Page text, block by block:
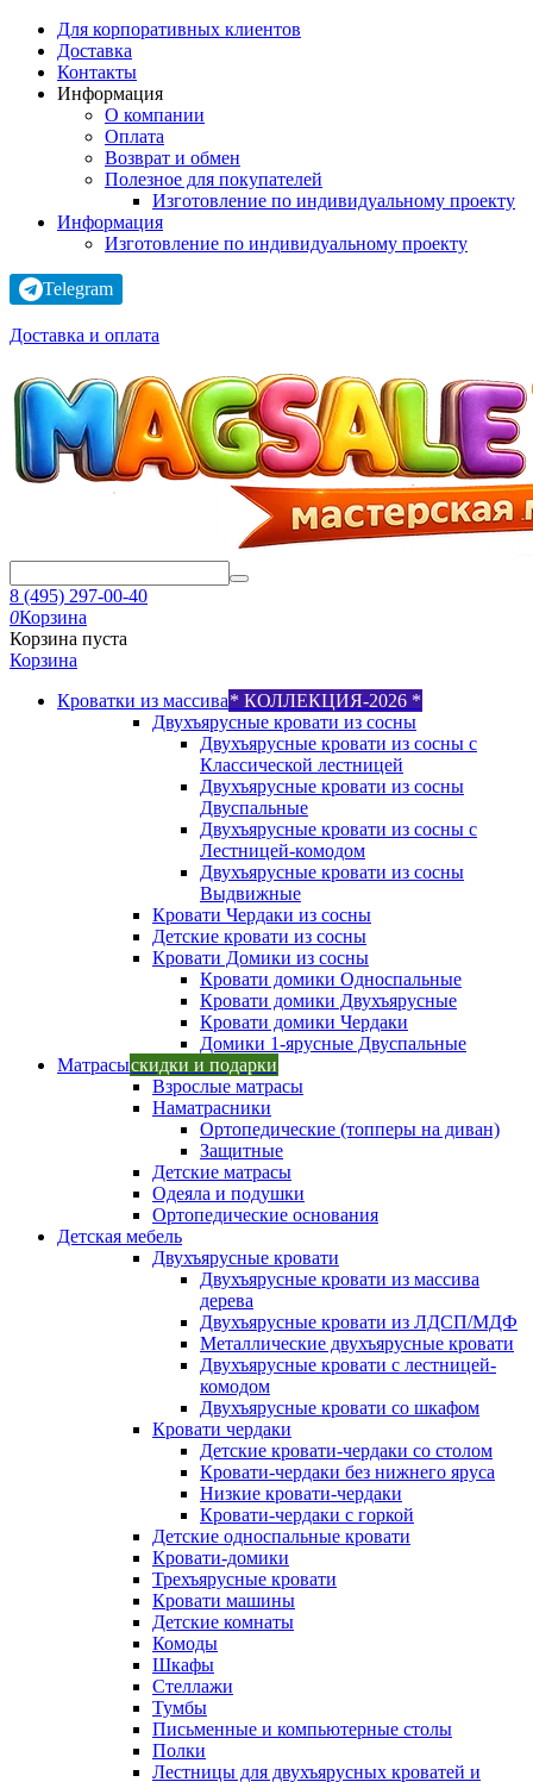
Для корпоративных клиентов
Доставка
Контакты
Информация
О компании
Оплата
Возврат и обмен
Полезное для покупателей
Изготовление по индивидуальному проекту
Информация
Изготовление по индивидуальному проекту
Telegram
Доставка и оплата
8 (495) 297-00-40
0Корзина
Корзина пуста
Корзина
Кроватки из массива* КОЛЛЕКЦИЯ-2026 *
Двухъярусные кровати из сосны
Двухъярусные кровати из сосны с
Классической лестницей
Двухъярусные кровати из сосны
Двуспальные
Двухъярусные кровати из сосны с
Лестницей-комодом
Двухъярусные кровати из сосны
Выдвижные
Кровати Чердаки из сосны
Детские кровати из сосны
Кровати Домики из сосны
Кровати домики Односпальные
Кровати домики Двухъярусные
Кровати домики Чердаки
Домики 1-ярусные Двуспальные
Матрасыскидки и подарки
Взрослые матрасы
Наматрасники
Ортопедические (топперы на диван)
Защитные
Детские матрасы
Одеяла и подушки
Ортопедические основания
Детская мебель
Двухъярусные кровати
Двухъярусные кровати из массива
дерева
Двухъярусные кровати из ЛДСП/МДФ
Металлические двухъярусные кровати
Двухъярусные кровати с лестницей-
комодом
Двухъярусные кровати со шкафом
Кровати чердаки
Детские кровати-чердаки со столом
Кровати-чердаки без нижнего яруса
Низкие кровати-чердаки
Кровати-чердаки с горкой
Детские односпальные кровати
Кровати-домики
Трехъярусные кровати
Кровати машины
Детские комнаты
Комоды
Шкафы
Стеллажи
Тумбы
Письменные и компьютерные столы
Полки
Лестницы для двухъярусных кроватей и